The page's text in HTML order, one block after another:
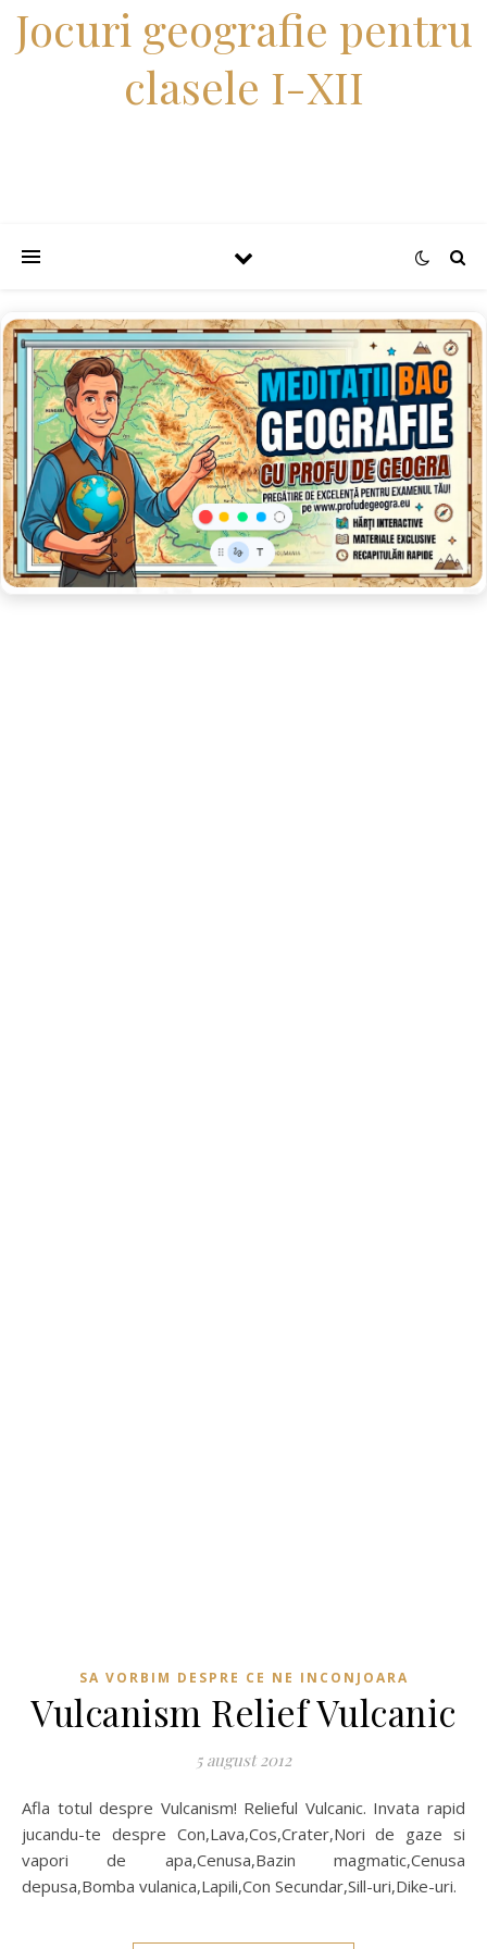
Jocuri geografie pentru
clasele I-XII
SA VORBIM DESPRE CE NE INCONJOARA
Vulcanism Relief Vulcanic
5 august 2012
Afla totul despre Vulcanism! Relieful Vulcanic. Invata rapid
jucandu-te despre Con,Lava,Cos,Crater,Nori de gaze si
vapori de apa,Cenusa,Bazin magmatic,Cenusa
depusa,Bomba vulanica,Lapili,Con Secundar,Sill-uri,Dike-uri.